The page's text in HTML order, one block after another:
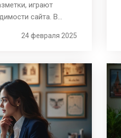
играют
сайта. В
и её значимость
от
использовать SEO в
процессов поможет
вашего бизнеса.
24 февраля 2025